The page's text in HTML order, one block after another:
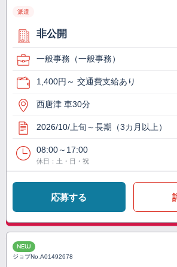
派遣
非公開
一般事務（一般事務）
1,400円～ 交通費支給あり
西唐津 車30分
2026/10/上旬～長期（3カ月以上）
08:00～17:00
休日：土・日・祝
応募する
NEW
ジョブNo.A01492678